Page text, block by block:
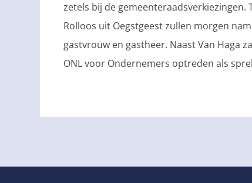
zetels bij de gemeenteraadsverkiezingen.
Rolloos uit Oegstgeest zullen morgen
gastvrouw en gastheer. Naast Van Haga
ONL voor Ondernemers optreden als